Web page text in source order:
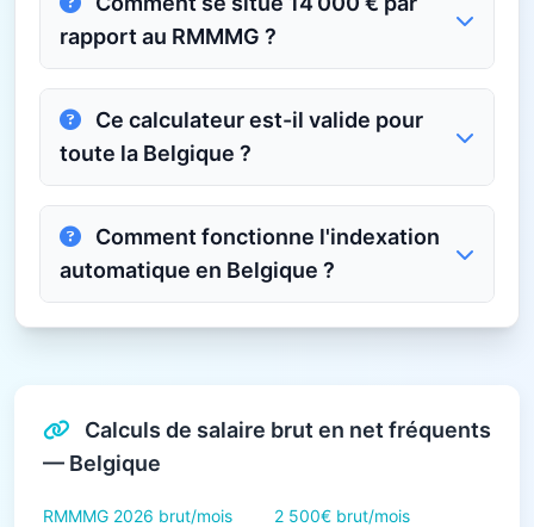
rapport au RMMMG ?
toute la Belgique ?
automatique en Belgique ?
Calculs de salaire brut en net fréquents
— Belgique
RMMMG 2026 brut/mois 2 500€ brut/mois